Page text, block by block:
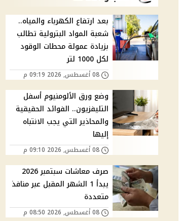
بعد ارتفاع الكهرباء والمياه..
شعبة المواد البترولية تطالب
بزيادة عمولة محطات الوقود
لكل 1000 لتر
08 أغسطس, 2026 09:19 م
وضع ورق الألومنيوم أسفل
التليفزيون.. الفوائد الحقيقية
والمحاذير التي يجب الانتباه
إليها
08 أغسطس, 2026 09:10 م
صرف معاشات سبتمبر 2026
يبدأ 1 الشهر المقبل عبر منافذ
متعددة
08 أغسطس, 2026 08:50 م